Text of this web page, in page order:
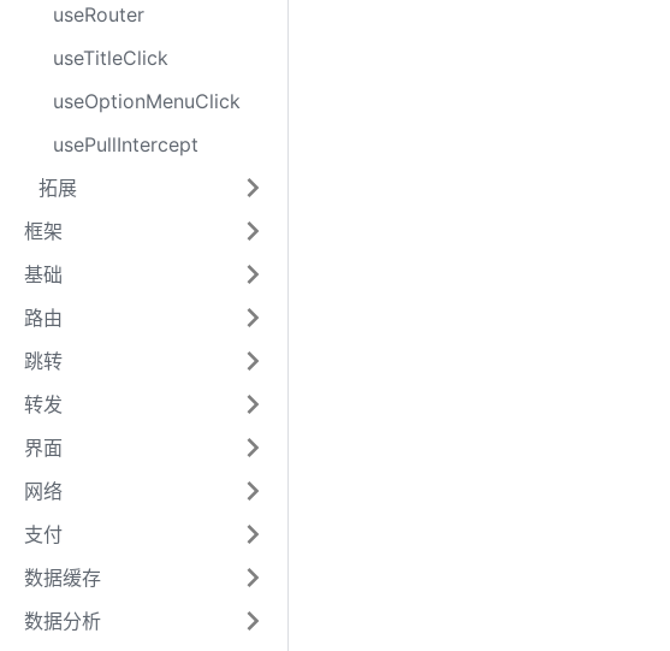
useRouter
useTitleClick
useOptionMenuClick
usePullIntercept
拓展
框架
基础
路由
跳转
转发
界面
网络
支付
数据缓存
数据分析